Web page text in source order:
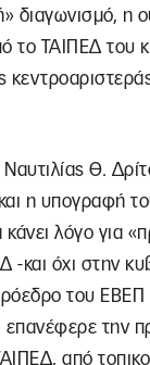
διαγωνισμό, η
το ΤΑΙΠΕΔ του
Θ.
η υπογραφή
λόγο για
-και όχι στην
του
την
από